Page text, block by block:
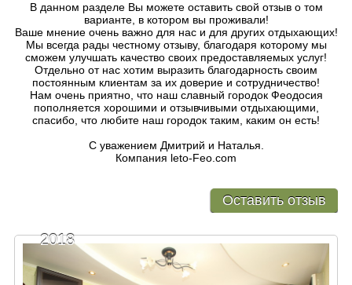
В данном разделе Вы можете оставить свой отзыв о том
варианте, в котором вы проживали!
Ваше мнение очень важно для нас и для других отдыхающих!
Мы всегда рады честному отзыву, благодаря которому мы
сможем улучшать качество своих предоставляемых услуг!
Отдельно от нас хотим выразить благодарность своим
постоянным клиентам за их доверие и сотрудничество!
Нам очень приятно, что наш славный городок Феодосия
пополняется хорошими и отзывчивыми отдыхающими,
спасибо, что любите наш городок таким, каким он есть!
С уважением Дмитрий и Наталья.
Компания leto-Feo.com
Оставить отзыв
2018